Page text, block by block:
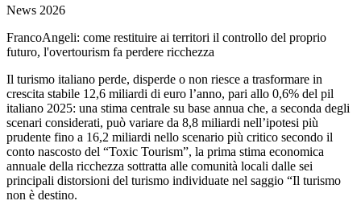
News 2026
FrancoAngeli: come restituire ai territori il controllo del proprio
futuro, l'overtourism fa perdere ricchezza
Il turismo italiano perde, disperde o non riesce a trasformare in
crescita stabile 12,6 miliardi di euro l’anno, pari allo 0,6% del pil
italiano 2025: una stima centrale su base annua che, a seconda degli
scenari considerati, può variare da 8,8 miliardi nell’ipotesi più
prudente fino a 16,2 miliardi nello scenario più critico secondo il
conto nascosto del “Toxic Tourism”, la prima stima economica
annuale della ricchezza sottratta alle comunità locali dalle sei
principali distorsioni del turismo individuate nel saggio “Il turismo
non è destino.